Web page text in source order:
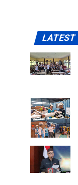
LATEST